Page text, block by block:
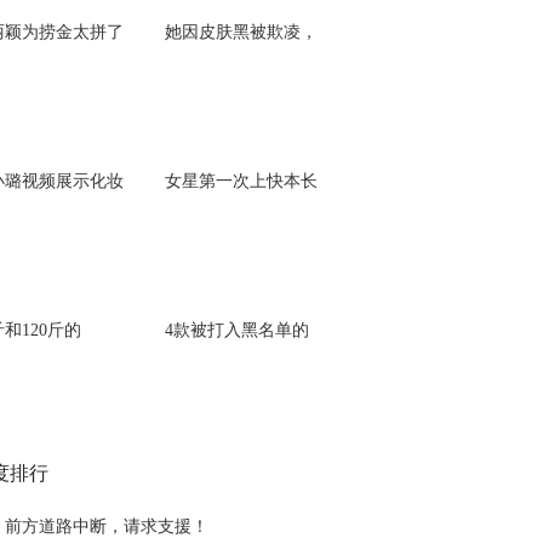
颖为捞金太拼了 她因皮肤黑被欺凌，
璐视频展示化妆 女星第一次上快本长
和120斤的 4款被打入黑名单的
排行
前方道路中断，请求支援！